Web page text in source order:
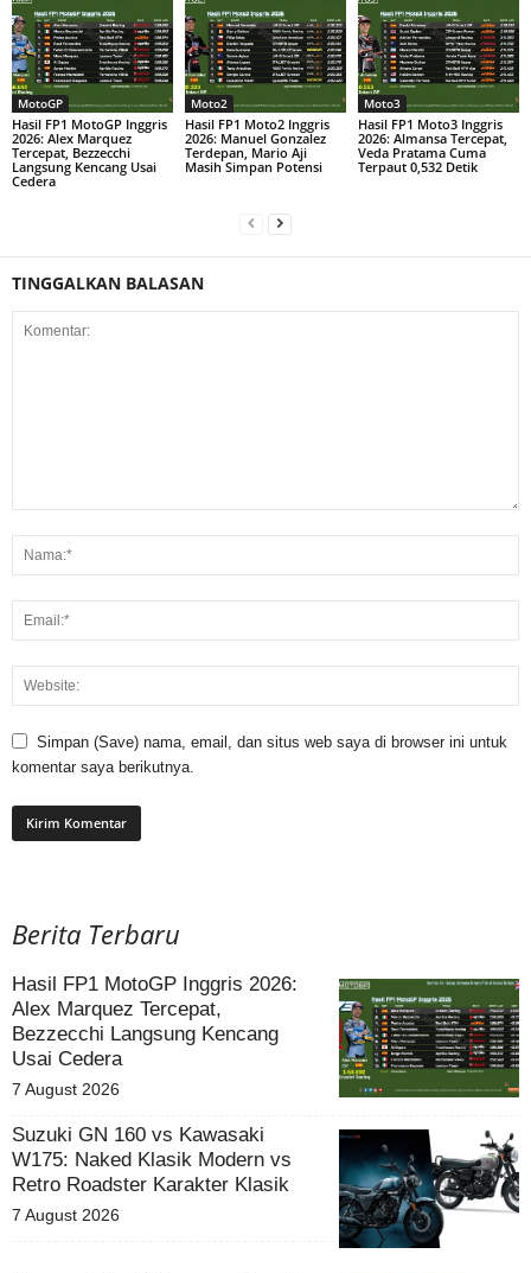
MotoGP
Hasil FP1 MotoGP Inggris
2026: Alex Marquez
Tercepat, Bezzecchi
Langsung Kencang Usai
Cedera
Moto2
Hasil FP1 Moto2 Inggris
2026: Manuel Gonzalez
Terdepan, Mario Aji
Masih Simpan Potensi
Moto3
Hasil FP1 Moto3 Inggris
2026: Almansa Tercepat,
Veda Pratama Cuma
Terpaut 0,532 Detik
TINGGALKAN BALASAN
Simpan (Save) nama, email, dan situs web saya di browser ini untuk
komentar saya berikutnya.
Berita Terbaru
Hasil FP1 MotoGP Inggris 2026:
Alex Marquez Tercepat,
Bezzecchi Langsung Kencang
Usai Cedera
7 August 2026
Suzuki GN 160 vs Kawasaki
W175: Naked Klasik Modern vs
Retro Roadster Karakter Klasik
7 August 2026